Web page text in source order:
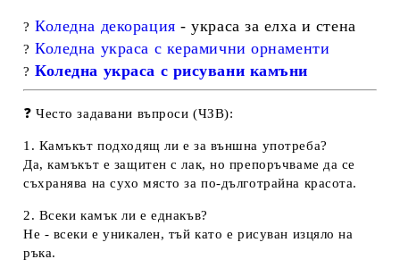
? Коледна декорация- украса за елха и стена
? Коледна украса с керамични орнаменти
? Коледна украса с рисувани камъни
❓ Често задавани въпроси (ЧЗВ):
1. Камъкът подходящ ли е за външна употреба?
Да, камъкът е защитен с лак, но препоръчваме да се
съхранява на сухо място за по-дълготрайна красота.
2. Всеки камък ли е еднакъв?
Не - всеки е уникален, тъй като е рисуван изцяло на
ръка.